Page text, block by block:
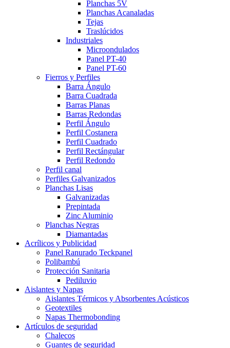
Planchas 5V
Planchas Acanaladas
Tejas
Traslúcidos
Industriales
Microondulados
Panel PT-40
Panel PT-60
Fierros y Perfiles
Barra Ángulo
Barra Cuadrada
Barras Planas
Barras Redondas
Perfil Ángulo
Perfil Costanera
Perfil Cuadrado
Perfil Rectángular
Perfil Redondo
Perfil canal
Perfiles Galvanizados
Planchas Lisas
Galvanizadas
Prepintada
Zinc Aluminio
Planchas Negras
Diamantadas
Acrílicos y Publicidad
Panel Ranurado Teckpanel
Polibambú
Protección Sanitaria
Pediluvio
Aislantes y Napas
Aislantes Térmicos y Absorbentes Acústicos
Geotextiles
Napas Thermobonding
Artículos de seguridad
Chalecos
Guantes de seguridad